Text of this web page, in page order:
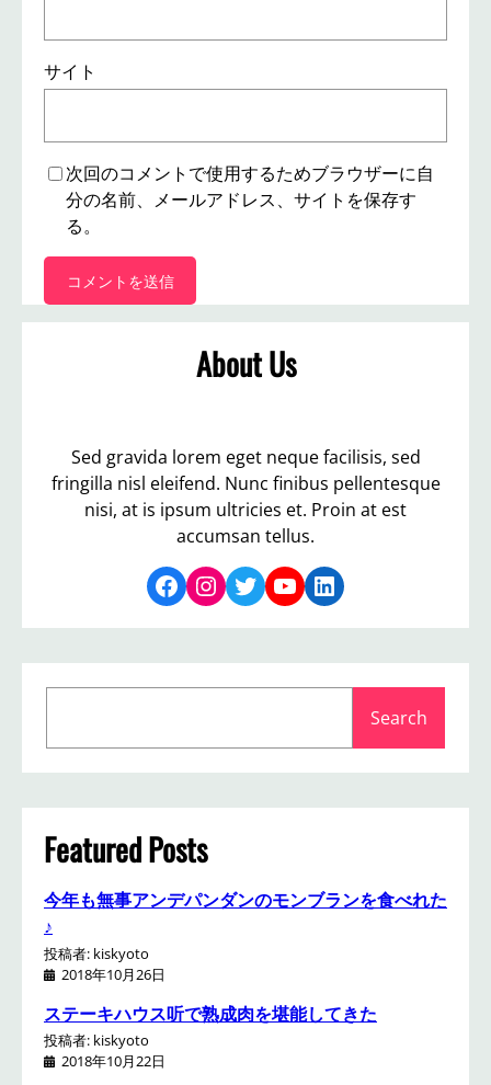
サイト
次回のコメントで使用するためブラウザーに自
分の名前、メールアドレス、サイトを保存す
る。
About Us
Sed gravida lorem eget neque facilisis, sed
fringilla nisl eleifend. Nunc finibus pellentesque
nisi, at is ipsum ultricies et. Proin at est
accumsan tellus.
Facebook Instagram Twitter YouTube LinkedIn
a
r
c
h
Search
Featured Posts
今年も無事アンデパンダンのモンブランを食べれた
♪
投稿者: kiskyoto
2018年10月26日
ステーキハウス听で熟成肉を堪能してきた
投稿者: kiskyoto
2018年10月22日